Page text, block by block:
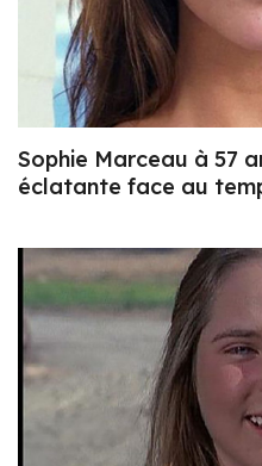
Sophie Marceau à 57
éclatante face au